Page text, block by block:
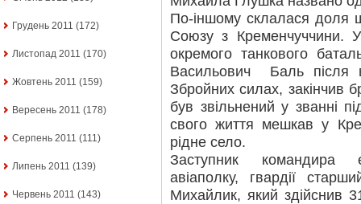
Грудень 2011 (172)
Листопад 2011 (170)
Жовтень 2011 (159)
Вересень 2011 (178)
Серпень 2011 (111)
Липень 2011 (139)
Червень 2011 (143)
По-іншому склалася доля
Союзу з Кременчуччини.
окремого танкового
Васильович Баль після
Збройних силах, закінчив
був звільнений у званні
свого життя мешкав у
рідне село.
Заступник командира
авіаполку, гвардії
Михайлик, який здійснив